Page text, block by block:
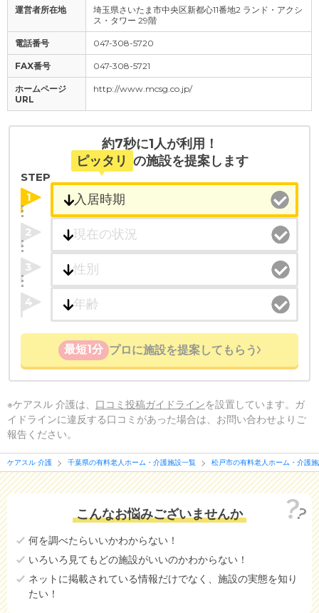
運営者所在地
埼玉県さいたま市中央区新都心11番地2 ランド・アクシ
ス・タワー 29階
電話番号 047-308-5720
FAX番号 047-308-5721
ホームページ
URL
http://www.mcsg.co.jp/
約7秒に1人が利用！
ピッタリ の施設を提案します
STEP
1
2
3
4
最短1分 プロに施設を提案してもらう
※ケアスル 介護は、 口コミ投稿ガイドラインを設置しています。ガ
イドラインに違反する口コミがあった場合は、お問い合わせよりご
報告ください。
ケアスル 介護 千葉県の有料老人ホーム・介護施設一覧 松戸市の有料老人ホーム・介護
こんなお悩みございませんか
何を調べたらいいかわからない！
いろいろ見てもどの施設がいいのかわからない！
ネットに掲載されている情報だけでなく、施設の実態を知り
たい！